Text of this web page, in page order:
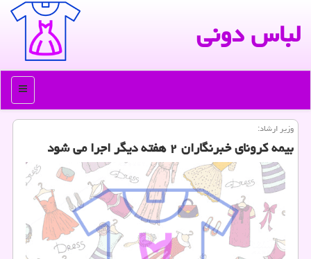
لباس دونی
منو
وزیر ارشاد:
بیمه كرونای خبرنگاران ۲ هفته دیگر اجرا می شود